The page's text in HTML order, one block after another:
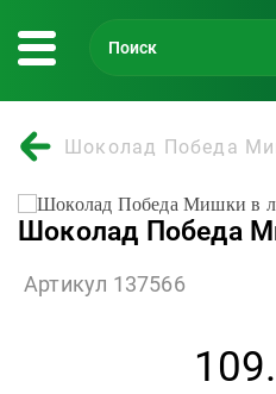
Шоколад Победа
Шоколад Победа
Артикул 137566